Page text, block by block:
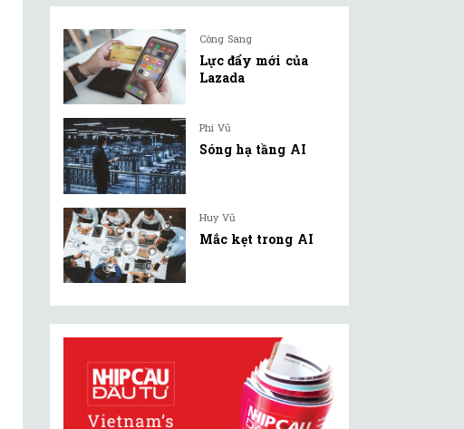
Công Sang
Lực đẩy mới của
Lazada
Phi Vũ
Sóng hạ tầng AI
Huy Vũ
Mắc kẹt trong AI